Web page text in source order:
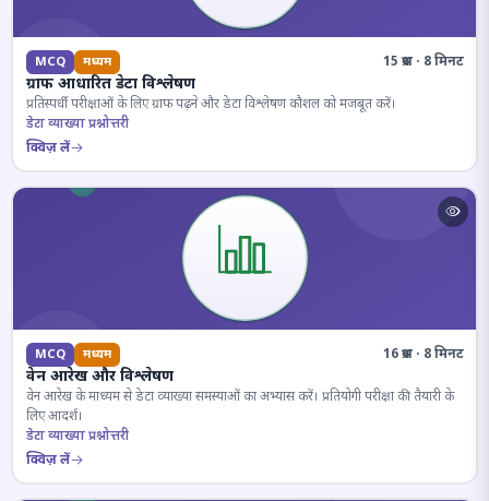
MCQ मध्यम 15 प्रश्न · 8 मिनट
ग्राफ आधारित डेटा विश्लेषण
प्रतिस्पर्धी परीक्षाओं के लिए ग्राफ पढ़ने और डेटा विश्लेषण कौशल को मजबूत करें।
डेटा व्याख्या प्रश्नोत्तरी
क्विज़ लें
MCQ मध्यम 16 प्रश्न · 8 मिनट
वेन आरेख और विश्लेषण
वेन आरेख के माध्यम से डेटा व्याख्या समस्याओं का अभ्यास करें। प्रतियोगी परीक्षा की तैयारी के
लिए आदर्श।
डेटा व्याख्या प्रश्नोत्तरी
क्विज़ लें